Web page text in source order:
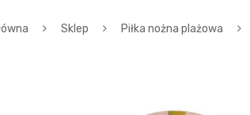
Sklep Piłka nożna plażowa